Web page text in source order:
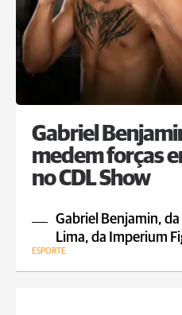
Gabriel
medem forças
no CDL Show
Gabriel Benjamin, da
Lima, da Imperium
ESPORTE